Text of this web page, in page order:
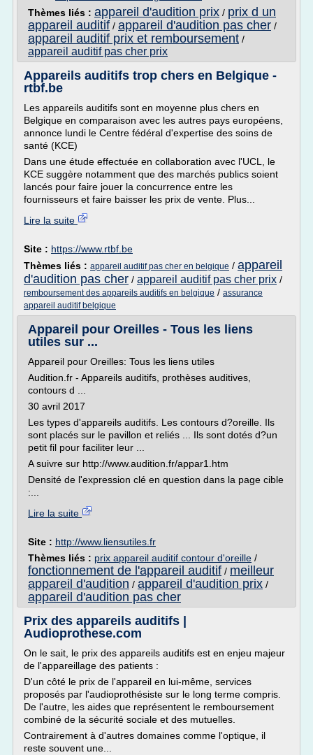
Thèmes liés : appareil d'audition prix / prix d un
appareil auditif / appareil d'audition pas cher /
appareil auditif prix et remboursement /
appareil auditif pas cher prix
Appareils auditifs trop chers en Belgique -
rtbf.be
Les appareils auditifs sont en moyenne plus chers en
Belgique en comparaison avec les autres pays européens,
annonce lundi le Centre fédéral d'expertise des soins de
santé (KCE)
Dans une étude effectuée en collaboration avec l'UCL, le
KCE suggère notamment que des marchés publics soient
lancés pour faire jouer la concurrence entre les
fournisseurs et faire baisser les prix de vente. Plus...
Lire la suite
Site : https://www.rtbf.be
Thèmes liés : appareil auditif pas cher en belgique / appareil
d'audition pas cher / appareil auditif pas cher prix /
remboursement des appareils auditifs en belgique / assurance
appareil auditif belgique
Appareil pour Oreilles - Tous les liens
utiles sur ...
Appareil pour Oreilles: Tous les liens utiles
Audition.fr - Appareils auditifs, prothèses auditives,
contours d ...
30 avril 2017
Les types d'appareils auditifs. Les contours d?oreille. Ils
sont placés sur le pavillon et reliés ... Ils sont dotés d?un
petit fil pour faciliter leur ...
A suivre sur http://www.audition.fr/appar1.htm
Densité de l'expression clé en question dans la page cible
:...
Lire la suite
Site : http://www.liensutiles.fr
Thèmes liés : prix appareil auditif contour d'oreille /
fonctionnement de l'appareil auditif / meilleur
appareil d'audition / appareil d'audition prix /
appareil d'audition pas cher
Prix des appareils auditifs |
Audioprothese.com
On le sait, le prix des appareils auditifs est en enjeu majeur
de l'appareillage des patients :
D'un côté le prix de l'appareil en lui-même, services
proposés par l'audioprothésiste sur le long terme compris.
De l'autre, les aides que représentent le remboursement
combiné de la sécurité sociale et des mutuelles.
Contrairement à d'autres domaines comme l'optique, il
reste souvent une...